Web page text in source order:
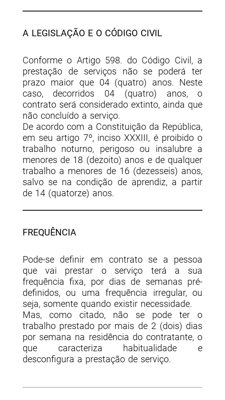
A LEGISLAÇÃO E O CÓDIGO CIVIL
Conforme o Artigo 598. do Código Civil, a
prestação de serviços não se poderá ter
prazo maior que 04 (quatro) anos. Neste
caso, decorridos 04 (quatro) anos, o
contrato será considerado extinto, ainda que
não concluído a serviço.
De acordo com a Constituição da República,
em seu artigo 7º, inciso XXXIII, é proibido o
trabalho noturno, perigoso ou insalubre a
menores de 18 (dezoito) anos e de qualquer
trabalho a menores de 16 (dezesseis) anos,
salvo se na condição de aprendiz, a partir
de 14 (quatorze) anos.
FREQUÊNCIA
Pode-se definir em contrato se a pessoa
que vai prestar o serviço terá a sua
frequência fixa, por dias de semanas pré-
definidos, ou uma frequência irregular, ou
seja, somente quando existir necessidade.
Mas, como citado, não se pode ter o
trabalho prestado por mais de 2 (dois) dias
por semana na residência do contratante, o
que caracteriza habitualidade e
desconfigura a prestação de serviço.